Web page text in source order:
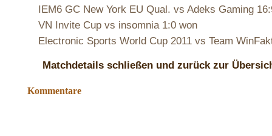
IEM6 GC New York EU Qual. vs Adeks Gaming
VN Invite Cup vs insomnia 1:0 won
Electronic Sports World Cup 2011 vs Team
Matchdetails schließen und zurück zur
Kommentare